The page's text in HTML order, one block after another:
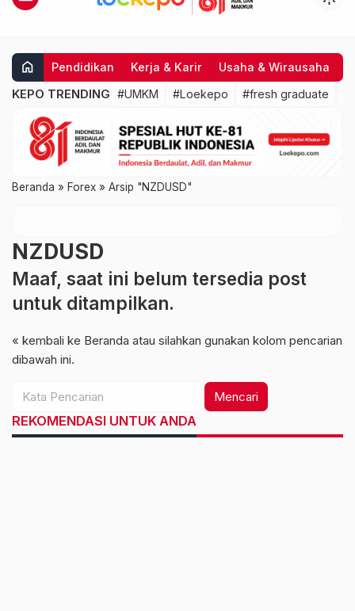
home Pendidikan Kerja & Karir Usaha & Wirausaha
KEPO TRENDING #UMKM #Loekepo #fresh graduate
Beranda » Forex » Arsip "NZDUSD"
NZDUSD
Maaf, saat ini belum tersedia post
untuk ditampilkan.
« kembali ke Beranda atau silahkan gunakan kolom pencarian
dibawah ini.
Mencari
REKOMENDASI UNTUK ANDA